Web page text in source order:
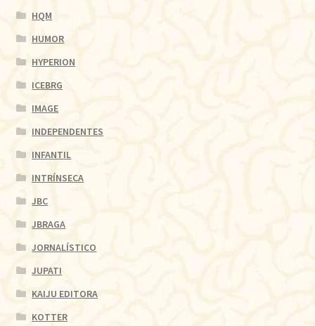
HQM
HUMOR
HYPERION
ICEBRG
IMAGE
INDEPENDENTES
INFANTIL
INTRÍNSECA
JBC
JBRAGA
JORNALÍSTICO
JUPATI
KAIJU EDITORA
KOTTER